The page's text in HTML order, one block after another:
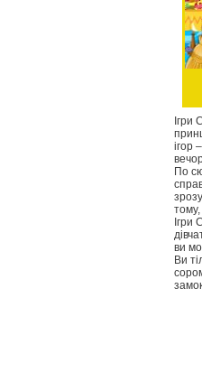
Ігри
ігор
По
ви
Ви